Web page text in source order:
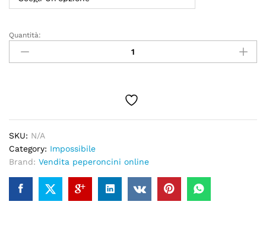
Quantità:
SKU: N/A
Category: Impossibile
Brand: Vendita peperoncini online